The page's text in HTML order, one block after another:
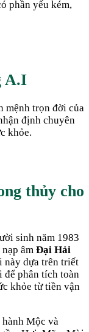
phần yếu kém,
A.I
mệnh trọn đời của
định chuyên
khỏe.
thủy cho
sinh năm 1983
âm Đại Hải
này dựa trên triết
để phân tích toàn
khỏe từ tiền vận
Mộc và